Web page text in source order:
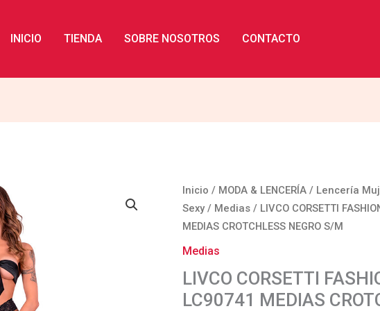
INICIO TIENDA SOBRE NOSOTROS CONTACTO
Inicio / MODA & LENCERÍA / Lencería
Sexy/ Medias / LIVCO CORSETTI
MEDIAS CROTCHLESS NEGRO S/M
Medias
LIVCO CORSETTI
LC90741 MEDIAS
LIVCO
CORSETTI
FASHION
-
LC90741
MEDIAS